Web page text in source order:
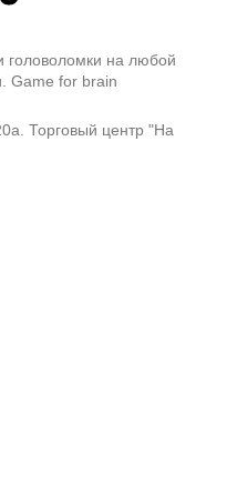
головоломки на любой
Game for brain
Торговый центр "На